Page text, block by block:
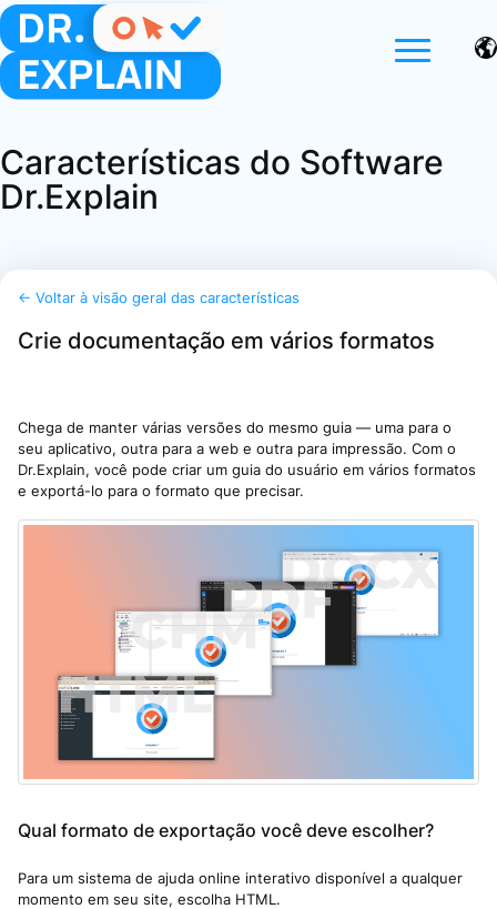
Características do Software
Dr.Explain
← Voltar à visão geral das características
Crie documentação em vários formatos
Chega de manter várias versões do mesmo guia — uma para o
seu aplicativo, outra para a web e outra para impressão. Com o
Dr.Explain, você pode criar um guia do usuário em vários formatos
e exportá-lo para o formato que precisar.
Qual formato de exportação você deve escolher?
Para um sistema de ajuda online interativo disponível a qualquer
momento em seu site, escolha HTML.